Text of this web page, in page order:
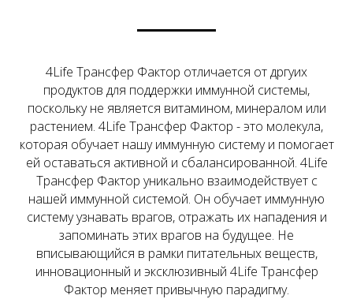
4Life Трансфер Фактор отличается от дргуих
продуктов для поддержки иммунной системы,
поскольку не является витамином, минералом или
растением. 4Life Трансфер Фактор - это молекула,
которая обучает нашу иммунную систему и помогает
ей оставаться активной и сбалансированной. 4Life
Трансфер Фактор уникально взаимодействует с
нашей иммунной системой. Он обучает иммунную
систему узнавать врагов, отражать их нападения и
запоминать этих врагов на будущее. Не
вписывающийся в рамки питательных веществ,
инновационный и эксклюзивный 4Life Трансфер
Фактор меняет привычную парадигму.